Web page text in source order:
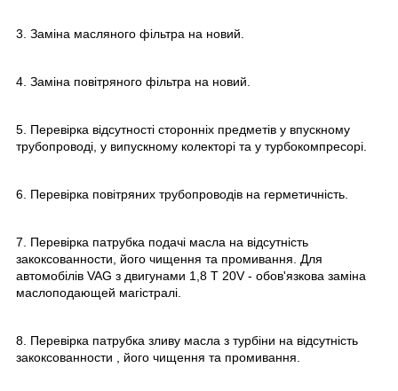
3. Заміна масляного фільтра на новий.
4. Заміна повітряного фільтра на новий.
5. Перевірка відсутності сторонніх предметів у впускному
трубопроводі, у випускному колекторі та у турбокомпресорі.
6. Перевірка повітряних трубопроводів на герметичність.
7. Перевірка патрубка подачі масла на відсутність
закоксованности, його чищення та промивання. Для
автомобілів VAG з двигунами 1,8 T 20V - обов'язкова заміна
маслоподающей магістралі.
8. Перевірка патрубка зливу масла з турбіни на відсутність
закоксованности , його чищення та промивання.